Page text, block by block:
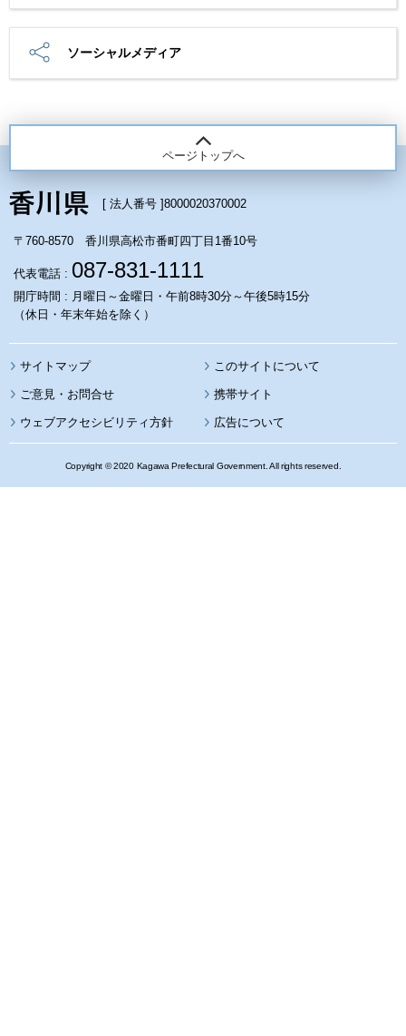
ソーシャルメディア
ページトップへ
[ 法人番号 ]8000020370002
〒760-8570 香川県高松市番町四丁目1番10号
代表電話 : 087-831-1111
開庁時間 : 月曜日～金曜日・午前8時30分～午後5時15分
（休日・年末年始を除く）
サイトマップ このサイトについて
携帯サイト
ウェブアクセシビリティ方針 広告について
Copyright © 2020 Kagawa Prefectural Government. All rights reserved.